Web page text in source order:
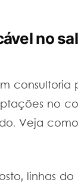
no
consultoria
no
Veja
linhas